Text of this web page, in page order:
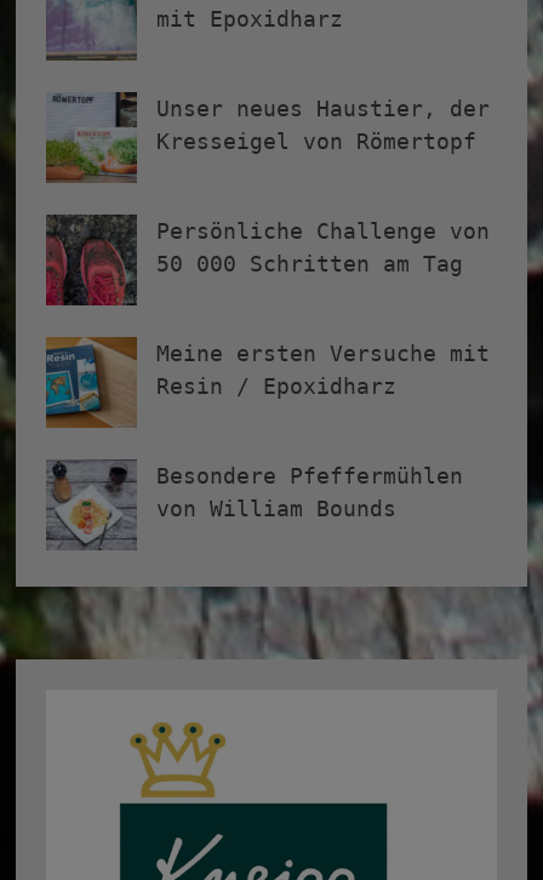
mit Epoxidharz
Unser neues Haustier, der
Kresseigel von Römertopf
Persönliche Challenge von
50 000 Schritten am Tag
Meine ersten Versuche mit
Resin / Epoxidharz
Besondere Pfeffermühlen
von William Bounds